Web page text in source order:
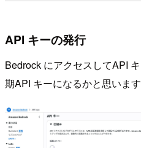
API キーの発行
Bedrock にアクセスしてAPI
期API キーになるかと思います